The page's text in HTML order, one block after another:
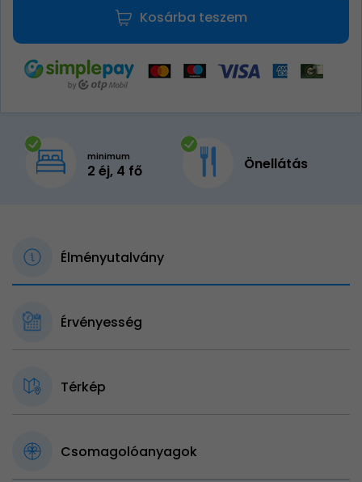
Kosárba teszem
minimum
2 éj, 4 fő Önellátás
Élményutalvány
Érvényesség
Térkép
Csomagolóanyagok